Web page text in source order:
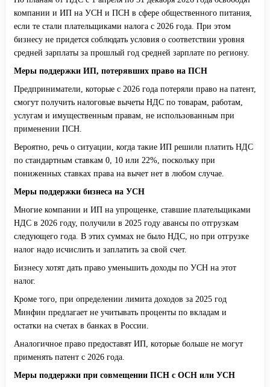
компании и ИП на УСН и ПСН в сфере общественного питания,
если те стали плательщиками налога с 2026 года. При этом
бизнесу не придется соблюдать условия о соответствии уровня
средней зарплаты за прошлый год средней зарплате по региону.
Меры поддержки ИП, потерявших право на ПСН
Предприниматели, которые с 2026 года потеряли право на патент,
смогут получить налоговые вычеты НДС по товарам, работам,
услугам и имущественным правам, не использованным при
применении ПСН.
Вероятно, речь о ситуации, когда такие ИП решили платить НДС
по стандартным ставкам 0, 10 или 22%, поскольку при
пониженных ставках права на вычет нет в любом случае.
Меры поддержки бизнеса на УСН
Многие компании и ИП на упрощенке, ставшие плательщиками
НДС в 2026 году, получили в 2025 году авансы по отгрузкам
следующего года. В этих суммах не было НДС, но при отгрузке
налог надо исчислить и заплатить за свой счет.
Бизнесу хотят дать право уменьшить доходы по УСН на этот
налог.
Кроме того, при определении лимита доходов за 2025 год
Минфин предлагает не учитывать проценты по вкладам и
остатки на счетах в банках в России.
Аналогичное право предоставят ИП, которые больше не могут
применять патент с 2026 года.
Меры поддержки при совмещении ПСН с ОСН или УСН